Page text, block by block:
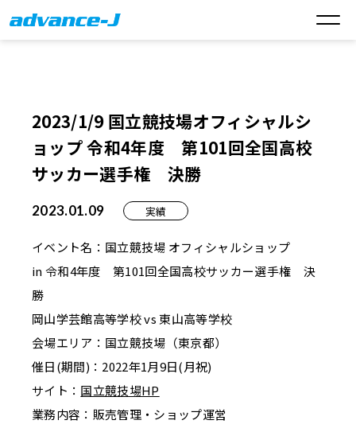
2023/1/9 国立競技場オフィシャルシ
ョップ 令和4年度 第101回全国高校
サッカー選手権 決勝
2023.01.09 実績
イベント名：国立競技場 オフィシャルショップ
in 令和4年度 第101回全国高校サッカー選手権 決
勝
岡山学芸館高等学校 vs 東山高等学校
会場エリア：国立競技場（東京都）
催日(期間)：2022年1月9日(月祝)
サイト： 国立競技場HP
業務内容：販売管理・ショップ運営